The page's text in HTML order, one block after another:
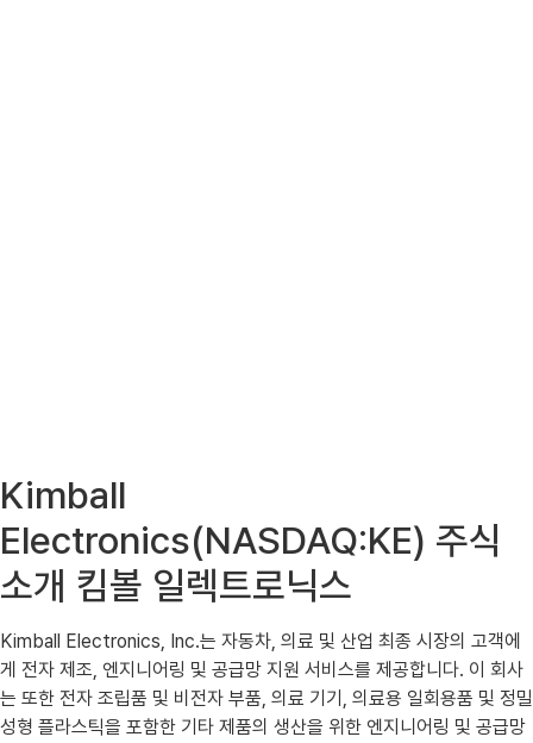
Kimball
Electronics(NASDAQ:KE) 주식
소개 킴볼 일렉트로닉스
Kimball Electronics, Inc.는 자동차, 의료 및 산업 최종 시장의 고객에
게 전자 제조, 엔지니어링 및 공급망 지원 서비스를 제공합니다. 이 회사
는 또한 전자 조립품 및 비전자 부품, 의료 기기, 의료용 일회용품 및 정밀
성형 플라스틱을 포함한 기타 제품의 생산을 위한 엔지니어링 및 공급망